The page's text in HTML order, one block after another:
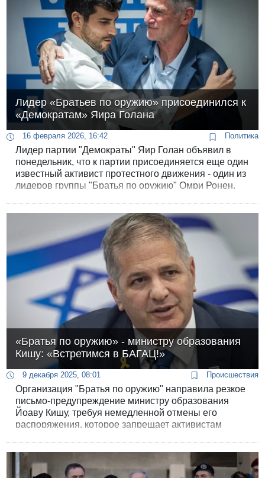
утечке секретных данных в Южном командовании
ЦАХАЛа, является одним из ключевых
руководителей этого движения.
Лидер «Братьев по оружию» присоединился к
«Демократам» Яира Голана
16 февраля 2026, 16:42 Политика
Лидер партии "Демократы" Яир Голан объявил в
понедельник, что к партии присоединяется еще один
известный активист протестного движения - один из
лидеров группы "Братья по оружию" Омри Ронен.
«Братья по оружию» - министру образования
Кишу: «Встретимся в БАГАЦ!»
9 декабря 2025, 08:01 Происшествия
Организация "Братья по оружию" направила резкое
письмо-предупреждение министру образования
Йоаву Кишу, требуя немедленной отмены его
распоряжения, которое запрещает активистам
течение 48 часов, организация готова подать
петицию в БАГАЦ.